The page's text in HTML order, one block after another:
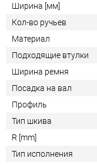
Ширина [мм]
Кол-во ручьев
Материал
Подходящие втулки
Ширина ремня
Посадка на вал
Профиль
Тип шкива
R [mm]
Тип исполнения